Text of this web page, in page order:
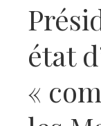
état
«